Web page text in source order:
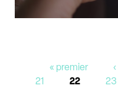
« premier
21
22 23